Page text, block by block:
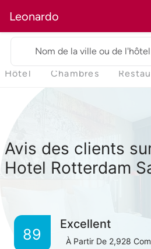
Leonardo
Nom de la ville ou de l'hôtel
Hôtel Chambres
Avis des clients
Hotel Rotterdam
89
Excellent
À Partir De 2,928